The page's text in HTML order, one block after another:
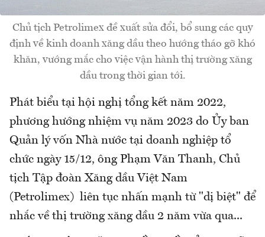
Chủ tịch Petrolimex đề xuất sửa đổi, bổ sung các quy
định về kinh doanh xăng dầu theo hướng tháo gỡ khó
khăn, vướng mắc cho việc vận hành thị trường xăng
dầu trong thời gian tới.
Phát biểu tại hội nghị tổng kết năm 2022,
phương hướng nhiệm vụ năm 2023 do Ủy ban
Quản lý vốn Nhà nước tại doanh nghiệp tổ
chức ngày 15/12, ông Phạm Văn Thanh, Chủ
tịch Tập đoàn Xăng dầu Việt Nam
(Petrolimex) liên tục nhấn mạnh từ "dị biệt" để
nhắc về thị trường xăng dầu 2 năm vừa qua...